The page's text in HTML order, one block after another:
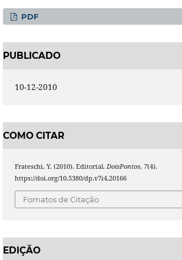
PDF
PUBLICADO
10-12-2010
COMO CITAR
Frateschi, Y. (2010). Editorial. DoisPontos, 7(4).
https://doi.org/10.5380/dp.v7i4.20166
Fomatos de Citação
EDIÇÃO